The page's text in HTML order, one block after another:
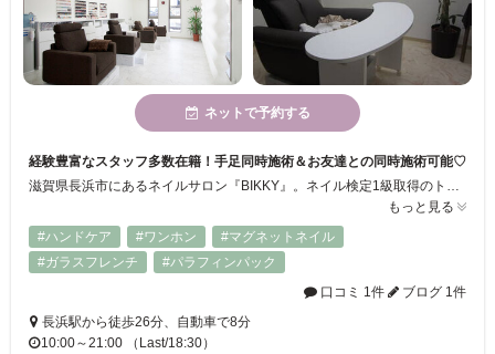
ネットで予約する
経験豊富なスタッフ多数在籍！手足同時施術＆お友達との同時施術可能♡
滋賀県長浜市にあるネイルサロン『BIKKY』。ネイル検定1級取得のトップレベルの技術を持つスタッフが揃っておりますので、どんなことでも安心してご相談できます。初めてでも安心の技術保証、何度通ってもお得なシステムもございます！巻爪等、お爪のお悩みにも対応！！
もっと見る
#ハンドケア
#ワンホン
#マグネットネイル
#ガラスフレンチ
#パラフィンパック
口コミ 1件
ブログ 1件
長浜駅から徒歩26分、自動車で8分
10:00～21:00 （Last/18:30）